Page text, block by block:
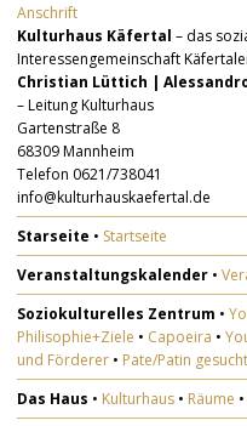
Anschrift
Kulturhaus Käfertal – das
Interessengemeinschaft
Christian Lüttich |
– Leitung Kulturhaus
Gartenstraße 8
68309 Mannheim
Telefon 0621/738041
info@kulturhauskaefertal.de
Starseite • Startseite
Veranstaltungskalender •
Soziokulturelles Zentrum •
Philisophie+Ziele • Capoeira •
und Förderer • Pate/Patin gesucht
Das Haus • Kulturhaus • Räume •